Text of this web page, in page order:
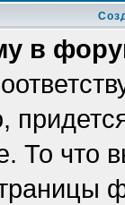
в
То что